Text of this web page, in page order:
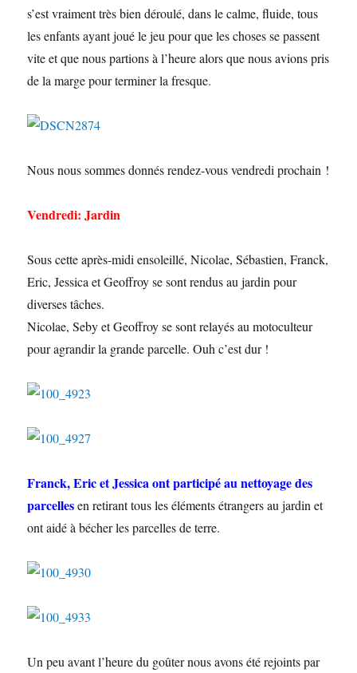
s’est vraiment très bien déroulé, dans le calme, fluide, tous
les enfants ayant joué le jeu pour que les choses se passent
vite et que nous partions à l’heure alors que nous avions pris
de la marge pour terminer la fresque.
Nous nous sommes donnés rendez-vous vendredi prochain !
Vendredi: Jardin
Sous cette après-midi ensoleillé, Nicolae, Sébastien, Franck,
Eric, Jessica et Geoffroy se sont rendus au jardin pour
diverses tâches.
Nicolae, Seby et Geoffroy se sont relayés au motoculteur
pour agrandir la grande parcelle. Ouh c’est dur !
Franck, Eric et Jessica ont participé au nettoyage des
parcelles en retirant tous les éléments étrangers au jardin et
ont aidé à bécher les parcelles de terre.
Un peu avant l’heure du goûter nous avons été rejoints par